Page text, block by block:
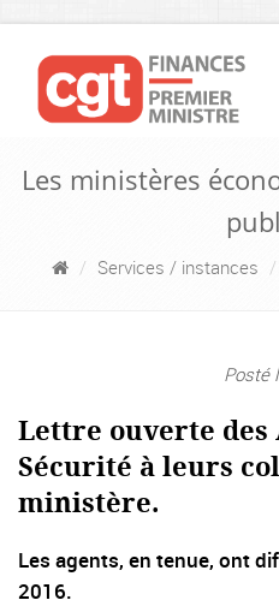
Les ministères
Services / instances
Posté
Lettre ouverte des
Sécurité à leurs
ministère.
Les agents, en tenue, ont
2016.